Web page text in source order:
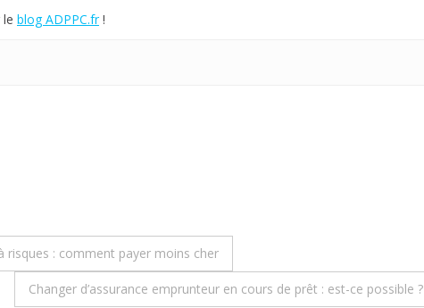
blog ADPPC.fr!
risques : comment payer moins cher
Changer d’assurance emprunteur en cours de prêt : est-ce possible ?